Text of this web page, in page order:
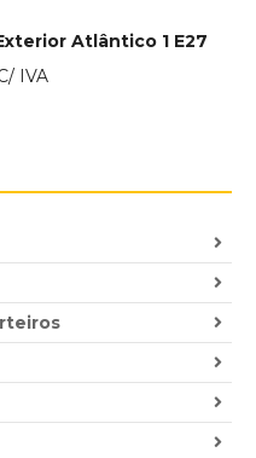
Atlântico 1 E27
IVA